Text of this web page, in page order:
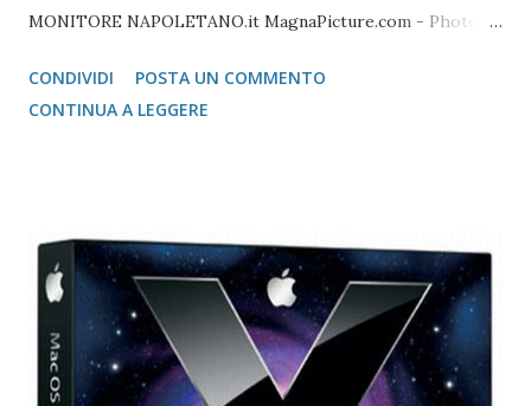
MONITORE NAPOLETANO.it MagnaPicture.com - Photo
Mozilla FireFox / Thunderbird / FileZilla Portable FireFox
Download localizzati FireFox Portable - Pagina download
copia gratuita per 1 anno Adobe Reader Get Adobe Acrobat
e Adobe Reader Cartella tutte le versioni Adobe Reader da
scaricare offline Microsoft 365 Accedere ad area riservata
Microsoft 365 Scarica Office (365 o versione unica) dal Sito
Microsoft Windows 365 VideoLAN VLC Video Player Pagina
CONDIVIDI
POSTA UN COMMENTO
CONTINUA A LEGGERE